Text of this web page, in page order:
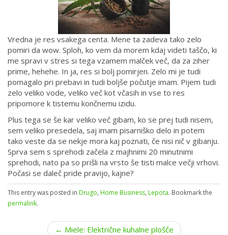
Vredna je res vsakega centa. Mene ta zadeva tako zelo
pomiri da wow. Sploh, ko vem da morem kdaj videti taščo, ki
me spravi v stres si tega vzamem malček več, da za ziher
prime, hehehe. In ja, res si bolj pomirjen. Zelo mi je tudi
pomagalo pri prebavi in tudi boljše počutje imam. Pijem tudi
zelo veliko vode, veliko več kot včasih in vse to res
pripomore k tistemu končnemu izidu.
Plus tega se še kar veliko več gibam, ko se prej tudi nisem,
sem veliko presedela, saj imam pisarniško delo in potem
tako veste da se nekje mora kaj poznati, če nisi nič v gibanju.
Sprva sem s sprehodi začela z majhnimi 20 minutnimi
sprehodi, nato pa so prišli na vrsto še tisti malce večji vrhovi.
Počasi se daleč pride pravijo, kajne?
This entry was posted in Drugo, Home Business, Lepota. Bookmark the
permalink.
← Miele: Električne kuhalne plošče